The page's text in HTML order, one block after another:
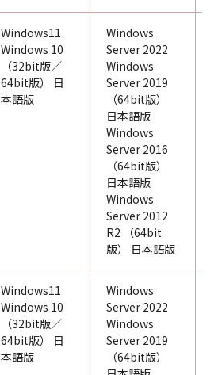
Windows11
Windows 10
（32bit版／
64bit版） 日
本語版
Windows
Server 2022
Windows
Server 2019
（64bit版）
日本語版
Windows
Server 2016
（64bit版）
日本語版
Windows
Server 2012
R2 （64bit
版） 日本語版
Windows11
Windows 10
（32bit版／
64bit版） 日
本語版
Windows
Server 2022
Windows
Server 2019
（64bit版）